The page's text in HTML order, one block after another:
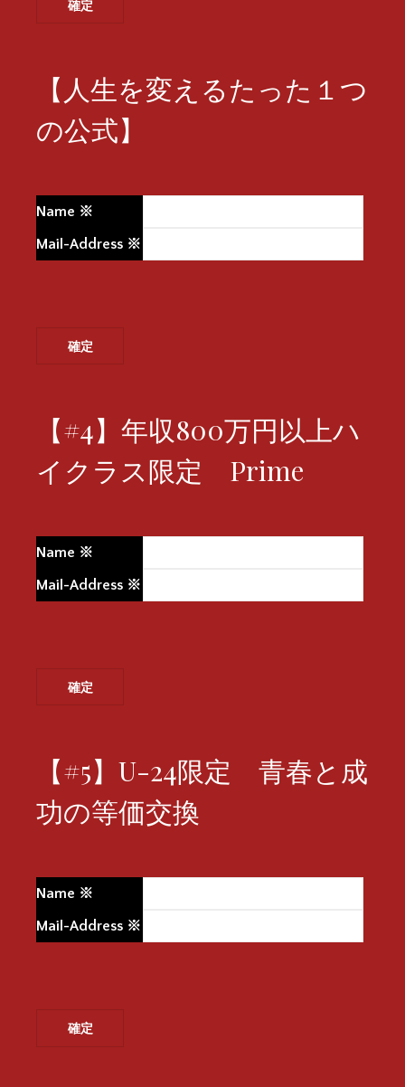
【人生を変えるたった１つ
の公式】
Name ※
Mail-Address ※
【#4】年収800万円以上ハ
イクラス限定 Prime
Name ※
Mail-Address ※
【#5】U-24限定 青春と成
功の等価交換
Name ※
Mail-Address ※